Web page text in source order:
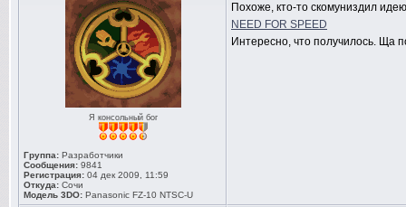
Я консольный бог
Группа: Разработчики
Сообщения: 9841
Регистрация: 04 дек 2009, 11:59
Откуда: Сочи
Модель 3DO: Panasonic FZ-10 NTSC-U
Похоже, кто-то скомуниздил
NEED FOR SPEED
Интересно, что получилось. Ща